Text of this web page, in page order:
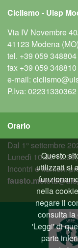
Ciclismo - Uisp
Via IV Novembre
41123 Modena (MO)
tel. +39 059 348804
fax +39 059 348810
e-mail:
P.Iva: 02231330362
Orario
Dal 1° settembre
Lunedì 10:00-
Incontri e riunioni
Questo
utilizzati si
nella
negare il
consulta
'Leggi' di
parte